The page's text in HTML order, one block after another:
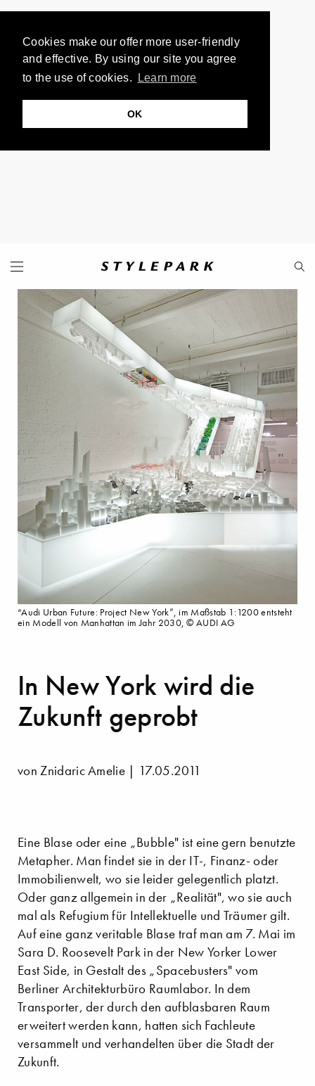
Cookies make our offer more user-friendly
and effective. By using our site you agree
to the use of cookies.
Learn more
OK
In New York wird die
Zukunft geprobt
von Znidaric Amelie | 17.05.2011
Eine Blase oder eine „Bubble" ist eine gern benutzte
Metapher. Man findet sie in der IT-, Finanz- oder
Immobilienwelt, wo sie leider gelegentlich platzt.
Oder ganz allgemein in der „Realität", wo sie auch
mal als Refugium für Intellektuelle und Träumer gilt.
Auf eine ganz veritable Blase traf man am 7. Mai im
Sara D. Roosevelt Park in der New Yorker Lower
East Side, in Gestalt des „Spacebusters" vom
Berliner Architekturbüro Raumlabor. In dem
Transporter, der durch den aufblasbaren Raum
erweitert werden kann, hatten sich Fachleute
versammelt und verhandelten über die Stadt der
Zukunft.
“Audi Urban Future: Project New York”, im Maßstab 1:1200 entsteht
ein Modell von Manhattan im Jahr 2030, © AUDI AG